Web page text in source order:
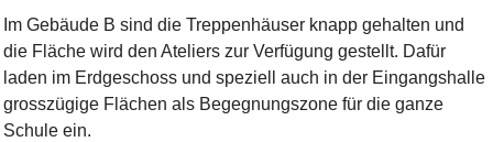
Im Gebäude B sind die Treppenhäuser knapp gehalten und
die Fläche wird den Ateliers zur Verfügung gestellt. Dafür
laden im Erdgeschoss und speziell auch in der Eingangshalle
grosszügige Flächen als Begegnungszone für die ganze
Schule ein.